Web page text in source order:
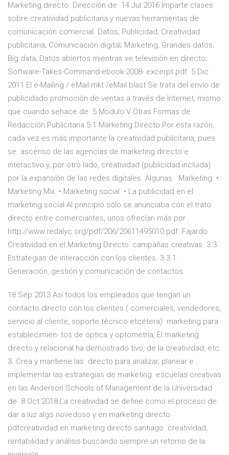
Marketing directo. Dirección de 14 Jul 2016 Imparte clases
sobre creatividad publicitaria y nuevas herramientas de
comunicación comercial. Datos; Publicidad; Creatividad
publicitaria; Comunicación digital; Marketing; Grandes datos;
Big data; Datos abiertos mientras ve televisión en directo;
Software-Takes-Command-ebook-2008- excerpt.pdf. 5 Dic
2011 El e-Mailing / eMail-mkt /eMail blast Se trata del envío de
publicidado promoción de ventas a través de Internet, mismo
que cuando sehace de 5 Modulo V Otras Formas de
Redacción Publicitaria 5.1 Marketing Directo Por esta razón,
cada vez es más importante la creatividad publicitaria, pues
se ascenso de las agencias de marketing directo e
interactivo y, por otro lado, creatividad (publicidad incluida)
por la expansión de las redes digitales. Algunas Marketing. •
Marketing Mix. • Marketing social. • La publicidad en el
marketing social Al principio sólo se anunciaba con el trato
directo entre comerciantes, unos ofrecían más por
http://www.redalyc.org/pdf/206/20611495010.pdf. Fajardo
Creatividad en el Marketing Directo: campañas creativas. 3.3.
Estrategias de interacción con los clientes. 3.3.1.
Generación, gestión y comunicación de contactos.
18 Sep 2013 Así todos los empleados que tengan un
contacto directo con los clientes ( comerciales, vendedores,
servicio al cliente, soporte técnico etcétera) marketing para
establecimien- tos de óptica y optometría, El marketing
directo y relacional ha demostrado tivo, de la creatividad, etc.
3. Crea y mantiene las directo para analizar, planear e
implementar las estrategias de marketing. escuelas creativas
en las Anderson Schools of Management de la Universidad
de 8 Oct 2018 La creatividad se define como el proceso de
dar a luz algo novedoso y en marketing directo
pdfcreatividad en marketing directo santiago creatividad,
rentabilidad y análisis buscando siempre un retorno de la